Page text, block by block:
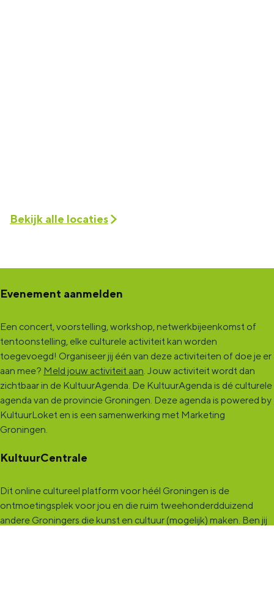
Bekijk alle locaties
Evenement aanmelden
Een concert, voorstelling, workshop, netwerkbijeenkomst of
tentoonstelling, elke culturele activiteit kan worden
toegevoegd! Organiseer jij één van deze activiteiten of doe je er
aan mee? Meld jouw activiteit aan. Jouw activiteit wordt dan
zichtbaar in de KultuurAgenda. De KultuurAgenda is dé culturele
agenda van de provincie Groningen. Deze agenda is powered by
KultuurLoket en is een samenwerking met Marketing
Groningen.
KultuurCentrale
Dit online cultureel platform voor héél Groningen is de
ontmoetingsplek voor jou en die ruim tweehonderdduizend
andere Groningers die kunst en cultuur (mogelijk) maken. Ben jij